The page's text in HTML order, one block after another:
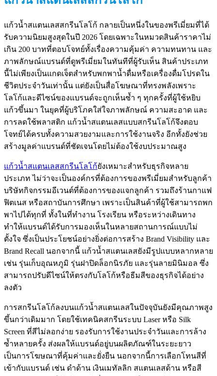
แก้วน้ำสแตนเลสสกรีนโลโก้ กลายเป็นหนึ่งในของพรีเมี่ยมที่ได้
รับความนิยมสูงสุดในปี 2026 โดยเฉพาะในหมวดสินค้าราคาไม่
เกิน 200 บาทที่ตอบโจทย์ทั้งเรื่องความคุ้มค่า ความทนทาน และ
ภาพลักษณ์แบรนด์ที่ดูพรีเมี่ยมในทันทีที่ผู้รับเห็น สินค้าประเภท
นี้ไม่เพียงเป็นแกดเจ็ตสำหรับพกพาน้ำดื่มหรือเครื่องดื่มโปรดใน
ชีวิตประจำวันเท่านั้น แต่ยังเป็นสื่อโฆษณาที่ทรงพลังเพราะ
โลโก้และดีไซน์ของแบรนด์จะถูกเห็นซ้ำ ๆ ทุกครั้งที่ผู้ใช้หยิบ
แก้วขึ้นมา ในยุคที่ผู้บริโภคใส่ใจภาพลักษณ์ ความสะอาด และ
การลดใช้พลาสติก แก้วน้ำสแตนเลสแบบสกรีนโลโก้จึงตอบ
โจทย์ได้ครบทั้งความสวยงามและการใช้งานจริง อีกทั้งยังช่วย
สร้างมูลค่าแบรนด์ที่ชัดเจนโดยไม่ต้องใช้งบประมาณสูง
แก้วน้ำสแตนเลสสกรีนโลโก้ยังเหมาะสำหรับธุรกิจหลาย
ประเภท ไม่ว่าจะเป็นองค์กรที่ต้องการของพรีเมี่ยมสำหรับลูกค้า
บริษัทกิจกรรมอีเวนต์ที่ต้องการของแจกลูกค้า รวมถึงร้านกาแฟ
ฟิตเนส หรือสถาบันการศึกษา เพราะเป็นสินค้าที่ผู้ใช้สามารถพก
พาไปได้ทุกที่ ทั้งในที่ทำงาน โรงเรียน หรือระหว่างเดินทาง
ทำให้แบรนด์ได้รับการมองเห็นในหลายสถานการณ์แบบไม่
ตั้งใจ ซึ่งเป็นประโยชน์อย่างยิ่งต่อการสร้าง Brand Visibility และ
Brand Recall นอกจากนี้ แก้วน้ำสแตนเลสยังมีรูปแบบหลากหลาย
เช่น รุ่นเก็บอุณหภูมิ รุ่นฝาปิดล็อกนิรภัย และรุ่นลายมินิมอล ซึ่ง
สามารถปรับดีไซน์ให้ตรงกับโลโก้หรือธีมสีของธุรกิจได้อย่าง
ลงตัว
การสกรีนโลโก้ลงบนแก้วน้ำสแตนเลสในปัจจุบันยังมีคุณภาพสูง
ขึ้นกว่าเดิมมาก โดยใช้เทคนิคสกรีนระบบ Laser หรือ Silk
Screen ที่สีไม่ลอกง่าย รองรับการใช้งานประจำวันและการล้าง
ซ้ำหลายครั้ง ส่งผลให้แบรนด์อยู่บนผลิตภัณฑ์ในระยะยาว
เป็นการโฆษณาที่คุ้มค่าและยั่งยืน นอกจากนี้การเลือกโทนสีที่
เข้ากับแบรนด์ เช่น ดำด้าน เงินเมทัลลิก สแตนเลสด้าน หรือสี